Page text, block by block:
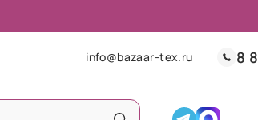
info@bazaar-tex.ru 8